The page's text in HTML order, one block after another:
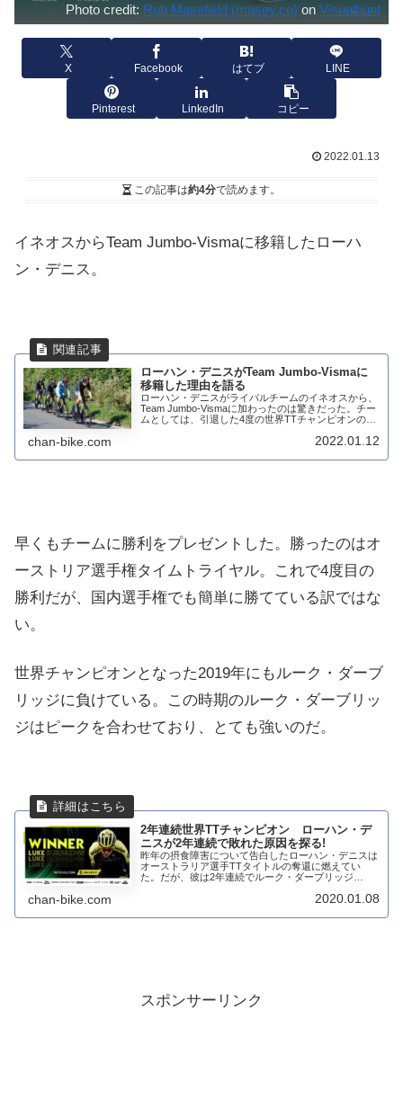
Photo credit: Rob Masefield (masey.co) on Visualhunt
X Facebook はてブ LINE
Pinterest LinkedIn コピー
2022.01.13
この記事は約4分で読めます。
イネオスからTeam Jumbo-Vismaに移籍したローハ
ン・デニス。
ローハン・デニスがTeam Jumbo-Vismaに
移籍した理由を語る
ローハン・デニスがライバルチームのイネオスから、
Team Jumbo-Vismaに加わったのは驚きだった。チー
ムとしては、引退した4度の世界TTチャンピオンのト
chan-bike.com 2022.01.12
早くもチームに勝利をプレゼントした。勝ったのはオ
ーストリア選手権タイムトライヤル。これで4度目の
勝利だが、国内選手権でも簡単に勝てている訳ではな
い。
世界チャンピオンとなった2019年にもルーク・ダーブ
リッジに負けている。この時期のルーク・ダーブリッ
ジはピークを合わせており、とても強いのだ。
2年連続世界TTチャンピオン ローハン・デ
ニスが2年連続で敗れた原因を探る!
昨年の摂食障害について告白したローハン・デニスは
オーストラリア選手TTタイトルの奪還に燃えてい
た。だが、彼は2年連続でルーク・ダーブリッジ
はこの時期には、まだ調子が上がって...
chan-bike.com 2020.01.08
スポンサーリンク